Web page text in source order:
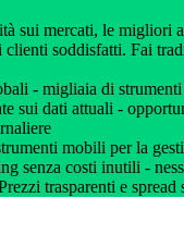
sui mercati, le migliori
soddisfatti. Fai
- migliaia di
sui dati attuali -
mobili per la
senza costi inutili -
trasparenti e spread